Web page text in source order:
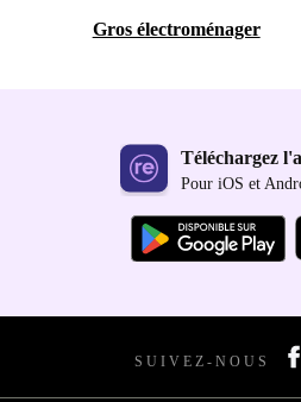
Gros électroménager
Téléchargez
Pour iOS et
SUIVEZ-NOUS